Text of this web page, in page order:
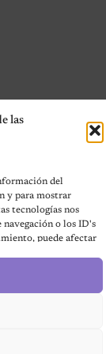
las
del
y para mostrar
tecnologías nos
o los ID's
puede afectar